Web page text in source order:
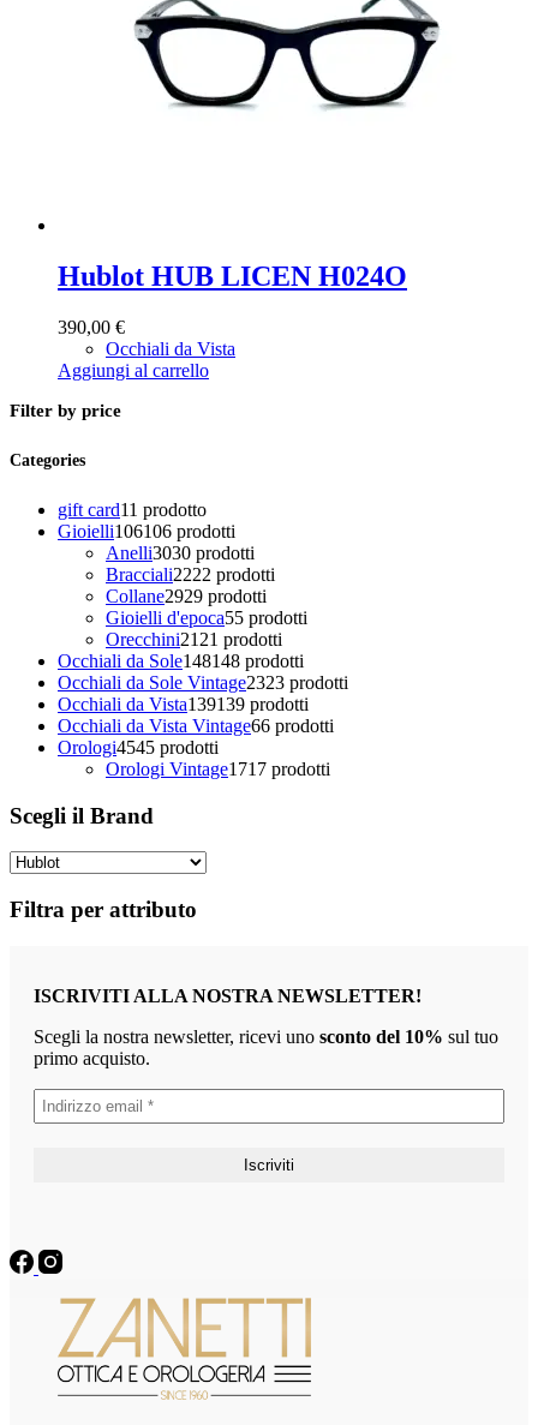
Hublot HUB LICEN H024O
390,00 €
Occhiali da Vista
Aggiungi al carrello
Filter by price
Categories
gift card11 prodotto
Gioielli106106 prodotti
Anelli3030 prodotti
Bracciali2222 prodotti
Collane2929 prodotti
Gioielli d'epoca55 prodotti
Orecchini21 21 prodotti
Occhiali da Sole148148 prodotti
Occhiali da Sole Vintage2323 prodotti
Occhiali da Vista139139 prodotti
Occhiali da Vista Vintage66 prodotti
Orologi4545 prodotti
Orologi Vintage1717 prodotti
Scegli il Brand
Filtra per attributo
ISCRIVITI ALLA NOSTRA NEWSLETTER!
Scegli la nostra newsletter, ricevi uno sconto del 10% sul tuo
primo acquisto.